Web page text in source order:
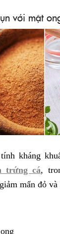
với mật
kháng
trứng cá,
mẩn đỏ và